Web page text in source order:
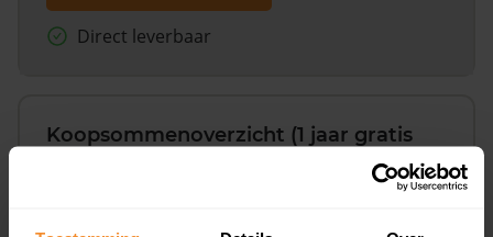
Direct leverbaar
Koopsommenoverzicht (1 jaar gratis